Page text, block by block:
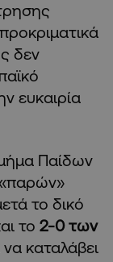
δεν
ευκαιρία
Παίδων
το δικό
το 2-0 των
καταλάβει